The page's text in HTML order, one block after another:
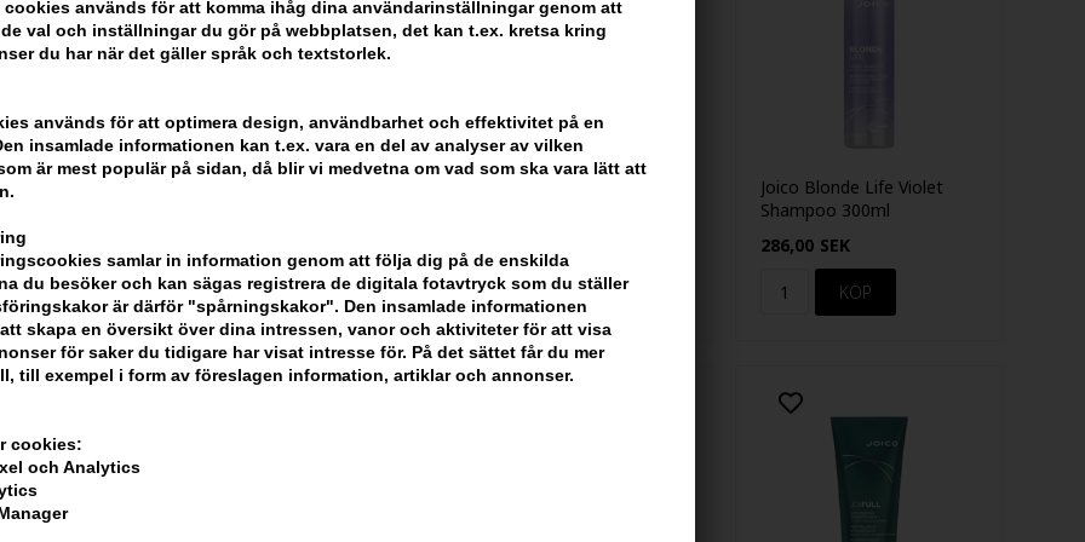
används för att komma ihåg dina användarinställningar genom att
val och inställningar du gör på webbplatsen, det kan t.ex. kretsa kring
du har när det gäller språk och textstorlek.
används för att optimera design, användbarhet och effektivitet på en
insamlade informationen kan t.ex. vara en del av analyser av vilken
är mest populär på sidan, då blir vi medvetna om vad som ska vara lätt att
samlar in information genom att följa dig på de enskilda
du besöker och kan sägas registrera de digitala fotavtryck som du ställer
är därför "spårningskakor". Den insamlade informationen
skapa en översikt över dina intressen, vanor och aktiviteter för att visa
för saker du tidigare har visat intresse för. På det sättet får du mer
till exempel i form av föreslagen information, artiklar och annonser.
cookies:
och Analytics
Joico Blonde Life Violet
Shampoo 300ml
286,00 SEK